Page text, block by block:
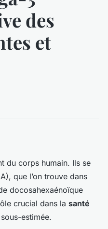
des
et
du corps humain. Ils se
que l’on trouve dans
docosahexaénoïque
crucial dans la santé
estimée.